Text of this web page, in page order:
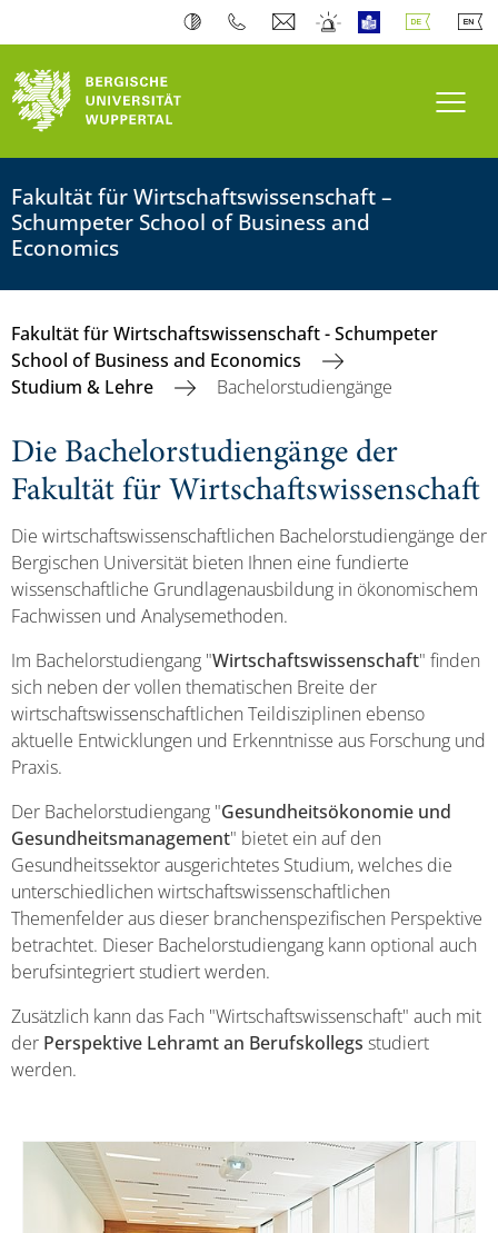
Fakultät für Wirtschaftswissenschaft –
Schumpeter School of Business and
Economics
Fakultät für Wirtschaftswissenschaft - Schumpeter
School of Business and Economics
Studium & Lehre
Bachelorstudiengänge
Die Bachelorstudiengänge der
Fakultät für Wirtschaftswissenschaft
Die wirtschaftswissenschaftlichen Bachelorstudiengänge der
Bergischen Universität bieten Ihnen eine fundierte
wissenschaftliche Grundlagenausbildung in ökonomischem
Fachwissen und Analysemethoden.
Im Bachelorstudiengang "Wirtschaftswissenschaft" finden
sich neben der vollen thematischen Breite der
wirtschaftswissenschaftlichen Teildisziplinen ebenso
aktuelle Entwicklungen und Erkenntnisse aus Forschung und
Praxis.
Der Bachelorstudiengang "Gesundheitsökonomie und
Gesundheitsmanagement" bietet ein auf den
Gesundheitssektor ausgerichtetes Studium, welches die
unterschiedlichen wirtschaftswissenschaftlichen
Themenfelder aus dieser branchenspezifischen Perspektive
betrachtet. Dieser Bachelorstudiengang kann optional auch
berufsintegriert studiert werden.
Zusätzlich kann das Fach "Wirtschaftswissenschaft" auch mit
der Perspektive Lehramt an Berufskollegs studiert
werden.